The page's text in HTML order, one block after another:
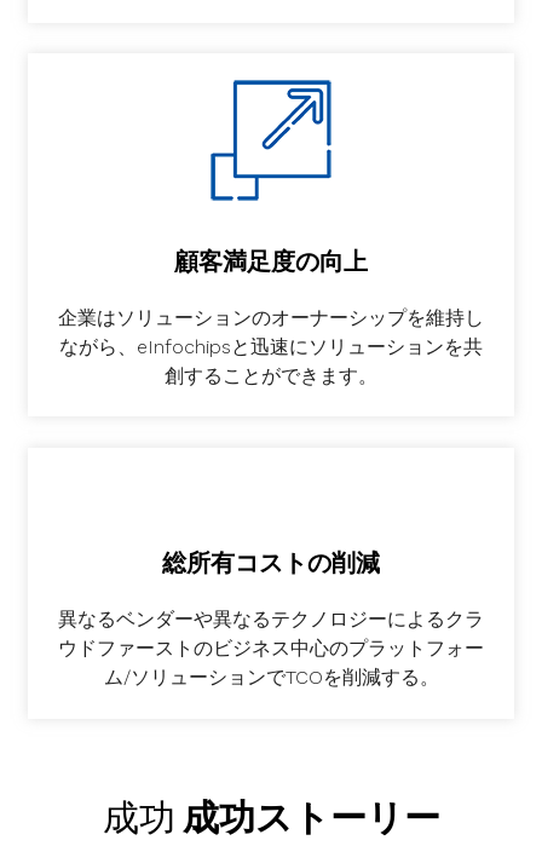
顧客満足度の向上
企業はソリューションのオーナーシップを維持し
ながら、eInfochipsと迅速にソリューションを共
創することができます。
総所有コストの削減
異なるベンダーや異なるテクノロジーによるクラ
ウドファーストのビジネス中心のプラットフォー
ム/ソリューションでTCOを削減する。
成功 成功ストーリー